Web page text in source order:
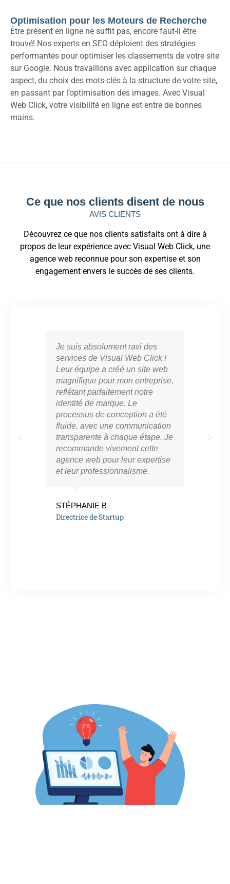
Optimisation pour les Moteurs de Recherche
Être présent en ligne ne suffit pas, encore faut-il être
trouvé! Nos experts en SEO déploient des stratégies
performantes pour optimiser les classements de votre site
sur Google. Nous travaillons avec application sur chaque
aspect, du choix des mots-clés à la structure de votre site,
en passant par l’optimisation des images. Avec Visual
Web Click, votre visibilité en ligne est entre de bonnes
mains.
Je suis absolument ravi des
services de Visual Web Click !
Leur équipe a créé un site web
magnifique pour mon entreprise,
reflétant parfaitement notre
identité de marque. Le
processus de conception a été
fluide, avec une communication
transparente à chaque étape. Je
recommande vivement cette
agence web pour leur expertise
et leur professionnalisme.
STÉPHANIE B
Directrice de Startup
Ce que nos clients disent de nous
AVIS CLIENTS
Découvrez ce que nos clients satisfaits ont à dire à
propos de leur expérience avec Visual Web Click, une
agence web reconnue pour son expertise et son
engagement envers le succès de ses clients.